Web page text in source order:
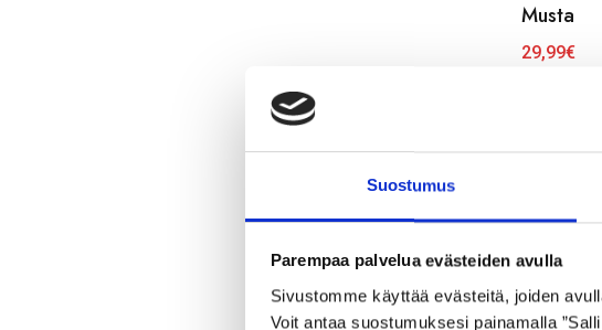
Suostumus
Parempaa palvelua evästeiden avulla
Sivustomme käyttää evästeitä, joiden
Voit antaa suostumuksesi painamalla
Musta
29,99€